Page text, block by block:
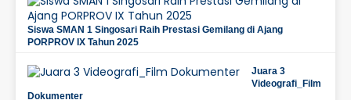
Siswa SMAN 1 Singosari Raih Prestasi Gemilang di Ajang
PORPROV IX Tahun 2025
Juara 3
Videografi_Film
Dokumenter